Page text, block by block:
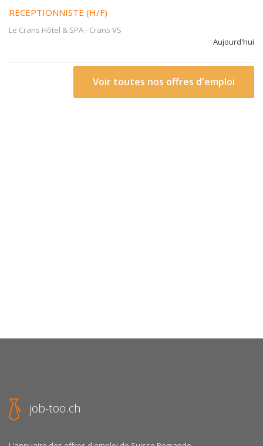
RECEPTIONNISTE (H/F)
Le Crans Hôtel & SPA- Crans VS
Aujourd'hui
Voir toutes nos offres d'emploi
job-too.ch